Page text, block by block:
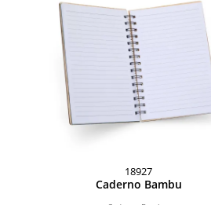
18927
Caderno Bambu